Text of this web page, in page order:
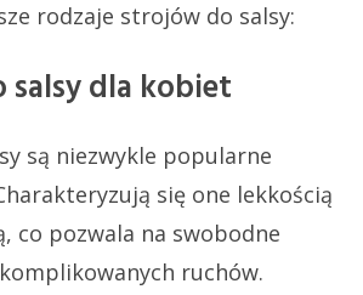
rodzaje strojów do salsy:
salsy dla kobiet
są niezwykle popularne
się one lekkością
co pozwala na swobodne
ruchów.